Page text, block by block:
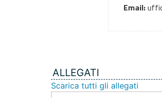
Email:
ALLEGATI
Scarica tutti gli allegati